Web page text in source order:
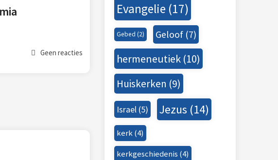
Geen reacties
Evangelie (17)
Gebed (2) Geloof (7)
hermeneutiek (10)
Huiskerken (9)
Israel (5) Jezus (14)
kerk(4)
kerkgeschiedenis (4)